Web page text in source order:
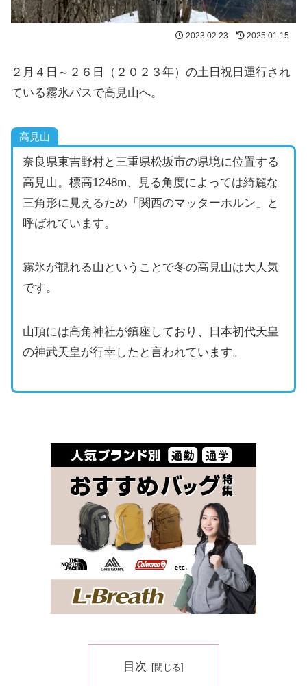
2023.02.23 2025.01.15
２月４日～２６日（２０２３年）の土日祝日運行され
ている霧氷バスで高見山へ。
高見山
奈良県東吉野村と三重県松坂市の県境に位置する
高見山。標高1248m、見る角度によっては綺麗な
三角形に見えるため「関西のマッターホルン」と
呼ばれています。
霧氷が観れる山ということで冬の高見山は大人気
です。
山頂には高角神社が鎮座しており、日本初代天皇
の神武天皇が行幸したと言われています。
目次